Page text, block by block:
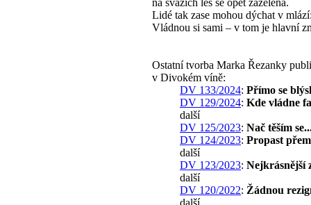
na svazích les se opět zazelená.
Lidé tak zase mohou dýchat v
Vládnou si sami – v tom je hlavní
Ostatní tvorba Marka Řezanky
v Divokém víně:
DV 133/2024: Přímo se
DV 129/2024: Kde vládne
další
DV 125/2023: Nač těším
DV 124/2023: Propast
další
DV 123/2023: Nejkrásnější
další
DV 120/2022: Žádnou
další